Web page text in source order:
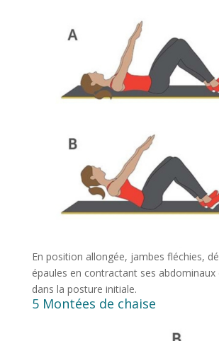
En position allongée, jambes fléchies,
épaules en contractant ses abdominaux
dans la posture initiale.
5 Montées de chaise